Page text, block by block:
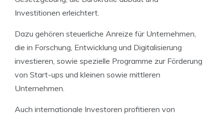
Investitionen erleichtert.
Dazu gehören steuerliche Anreize für Unternehmen,
die in Forschung, Entwicklung und Digitalisierung
investieren, sowie spezielle Programme zur Förderung
von Start-ups und kleinen sowie mittleren
Unternehmen.
Auch internationale Investoren profitieren von